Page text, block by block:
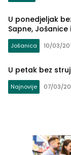
U ponedjeljak
Sapne, Jošanice
Jošanica 10/03/
U petak bez
Najnovije 07/03/